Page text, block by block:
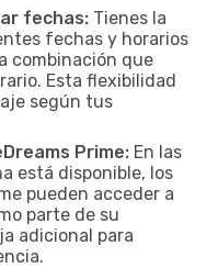
fechas: Tienes la
fechas y horarios
combinación que
Esta flexibilidad
según tus
Prime: En las
está disponible, los
pueden acceder a
parte de su
adicional para